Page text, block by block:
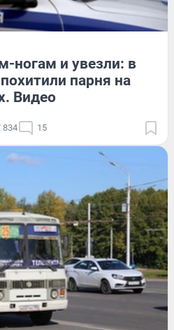
ногам и увезли: в
парня на
Видео
834 15